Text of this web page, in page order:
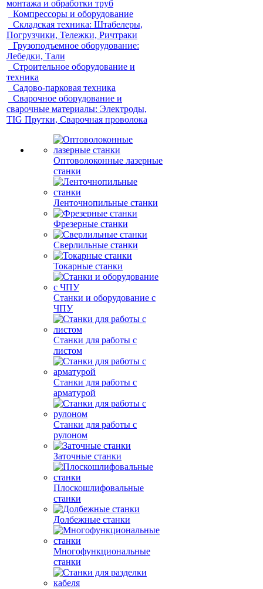
монтажа и обработки труб
Компрессоры и оборудование
Складская техника: Штабелеры,
Погрузчики, Тележки, Ричтраки
Грузоподъемное оборудование:
Лебедки, Тали
Строительное оборудование и
техника
Садово-парковая техника
Сварочное оборудование и
сварочные материалы: Электроды,
TIG Прутки, Сварочная проволока
Оптоволоконные лазерные
станки
Ленточнопильные станки
Фрезерные станки
Сверлильные станки
Токарные станки
Станки и оборудование с
ЧПУ
Станки для работы с
листом
Станки для работы с
арматурой
Станки для работы с
рулоном
Заточные станки
Плоскошлифовальные
станки
Долбежные станки
Многофункциональные
станки